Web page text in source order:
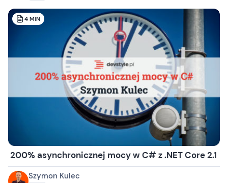
4 MIN
200% asynchronicznej mocy w C# z .NET Core 2.1
Szymon Kulec